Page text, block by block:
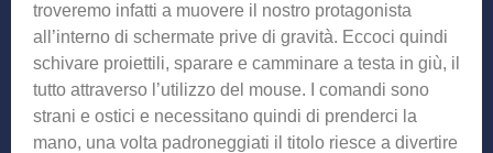
troveremo infatti a muovere il nostro protagonista
all’interno di schermate prive di gravità. Eccoci quindi
schivare proiettili, sparare e camminare a testa in giù, il
tutto attraverso l’utilizzo del mouse. I comandi sono
strani e ostici e necessitano quindi di prenderci la
mano, una volta padroneggiati il titolo riesce a divertire